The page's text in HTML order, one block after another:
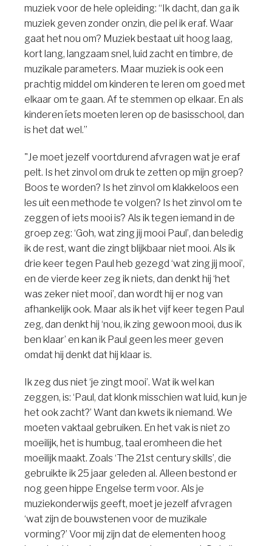
muziek voor de hele opleiding: “Ik dacht, dan ga ik
muziek geven zonder onzin, die pel ik eraf. Waar
gaat het nou om? Muziek bestaat uit hoog laag,
kort lang, langzaam snel, luid zacht en timbre, de
muzikale parameters. Maar muziek is ook een
prachtig middel om kinderen te leren om goed met
elkaar om te gaan. Af te stemmen op elkaar. En als
kinderen íets moeten leren op de basisschool, dan
is het dat wel.”
"Je moet jezelf voortdurend afvragen wat je eraf
pelt. Is het zinvol om druk te zetten op mijn groep?
Boos te worden? Is het zinvol om klakkeloos een
les uit een methode te volgen? Is het zinvol om te
zeggen of iets mooi is? Als ik tegen iemand in de
groep zeg: ‘Goh, wat zing jij mooi Paul’, dan beledig
ik de rest, want die zingt blijkbaar niet mooi. Als ik
drie keer tegen Paul heb gezegd ‘wat zing jij mooi’,
en de vierde keer zeg ik niets, dan denkt hij ‘het
was zeker niet mooi’, dan wordt hij er nog van
afhankelijk ook. Maar als ik het vijf keer tegen Paul
zeg, dan denkt hij ‘nou, ik zing gewoon mooi, dus ik
ben klaar’ en kan ik Paul geen les meer geven
omdat hij denkt dat hij klaar is.
Ik zeg dus niet ‘je zingt mooi’. Wat ik wel kan
zeggen, is: ‘Paul, dat klonk misschien wat luid, kun je
het ook zacht?’ Want dan kwets ik niemand. We
moeten vaktaal gebruiken. En het vak is niet zo
moeilijk, het is humbug, taal eromheen die het
moeilijk maakt. Zoals ‘The 21st century skills’, die
gebruikte ik 25 jaar geleden al. Alleen bestond er
nog geen hippe Engelse term voor. Als je
muziekonderwijs geeft, moet je jezelf afvragen
‘wat zijn de bouwstenen voor de muzikale
vorming?’ Voor mij zijn dat de elementen hoog